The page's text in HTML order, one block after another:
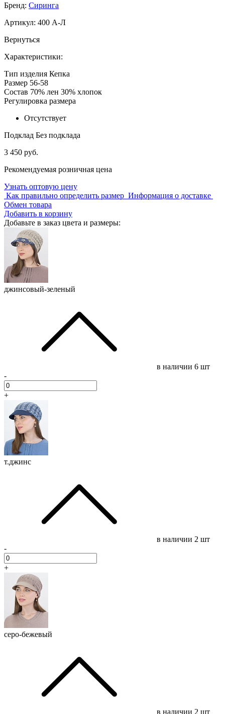
Бренд: Сиринга
Артикул: 400 A-Л
Вернуться
Характеристики:
Тип изделия Кепка
Размер 56-58
Состав 70% лен 30% хлопок
Регулировка размера
Отсутствует
Подклад Без подклада
3 450 руб.
Рекомендуемая розничная цена
Узнать оптовую цену
Как правильно определить размер Информация о доставке
Обмен товара
Добавить в корзину
Добавьте в заказ цвета и размеры:
джинсовый-зеленый
в наличии 6 шт
-
+
т.джинс
в наличии 2 шт
-
+
серо-бежевый
в наличии 2 шт